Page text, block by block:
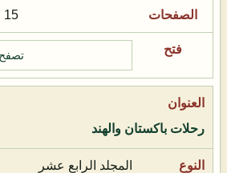
15
تصفح
رحلات باكستان والهند
المجلد الرابع عشر